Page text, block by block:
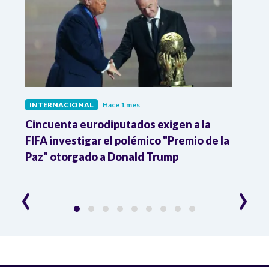
INTERNACIONAL Hace 1 mes
Cincuenta eurodiputados exigen a la
FIFA investigar el polémico "Premio de la
Paz" otorgado a Donald Trump
‹ ›